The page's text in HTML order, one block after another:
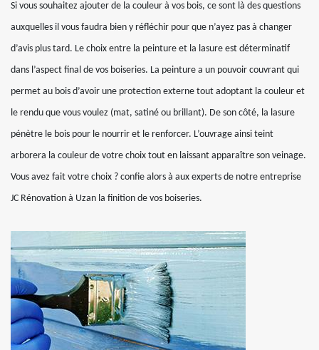
Si vous souhaitez ajouter de la couleur à vos bois, ce sont là des questions
auxquelles il vous faudra bien y réfléchir pour que n’ayez pas à changer
d’avis plus tard. Le choix entre la peinture et la lasure est déterminatif
dans l’aspect final de vos boiseries. La peinture a un pouvoir couvrant qui
permet au bois d’avoir une protection externe tout adoptant la couleur et
le rendu que vous voulez (mat, satiné ou brillant). De son côté, la lasure
pénètre le bois pour le nourrir et le renforcer. L’ouvrage ainsi teint
arborera la couleur de votre choix tout en laissant apparaître son veinage.
Vous avez fait votre choix ? confie alors à aux experts de notre entreprise
JC Rénovation à Uzan la finition de vos boiseries.